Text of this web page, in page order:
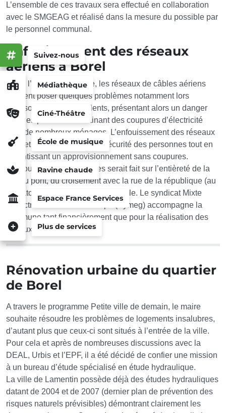
Médiathèque
Ciné-Théâtre
École de musique
Ravine chaude
Espace France Services
Plus de services
Suivez-nous
L’ensemble de ces travaux sera effectué en collaboration
avec le SMGEAG et réalisé dans la mesure du possible par
le personnel communal.
Enfouissement des réseaux
aériens à Borel
Outre l’aspect esthétique, les réseaux de câbles aériens
peuvent poser quelques problèmes notamment lors
d’épisodes de vents violents, présentant alors un danger
pour les piétons et entrainant des coupures d’électricité
pour de nombreux ménages. L’enfouissement des réseaux
permet donc d’améliorer la sécurité des personnes tout en
garantissant un approvisionnement sans coupures.
L’enfouissement des câbles serait fait sur l’entièreté de la
rue du pont, du croisement avec la rue de la république (au
Mahato), jusqu’aux limites de la ville. Le syndicat Mixte
d’électricité de la Guadeloupe (Symeg) accompagne la
commune tant financièrement que pour la réalisation des
travaux.
Rénovation urbaine du quartier
de Borel
A travers le programme Petite ville de demain, le maire
souhaite résoudre les problèmes de logements insalubres,
d’autant plus que ceux-ci sont situés à l’entrée de la ville.
Pour cela et après de nombreuses discussions avec la
DEAL, Urbis et l’EPF, il a été décidé de confier une mission
à un bureau d’étude spécialisé en étude hydraulique.
La ville de Lamentin possède déjà des études hydrauliques
datant de 2004 et de 2007 (dernier plan de prévention des
risques naturels prévisibles) démontrant clairement les